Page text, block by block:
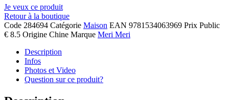
Je veux ce produit
Retour à la boutique
Code 284694 Catégorie Maison EAN 9781534063969 Prix Public
€ 8.5 Origine Chine Marque Meri Meri
Description
Infos
Photos et Video
Question sur ce produit?